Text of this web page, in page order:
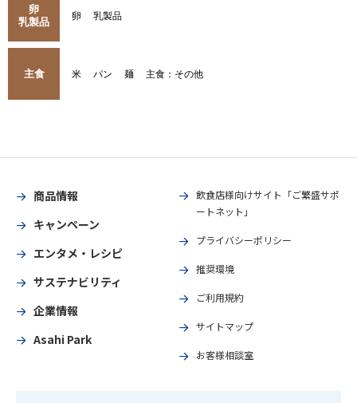
卵
乳製品
卵 乳製品
主食 米 パン 麺 主食：その他
商品情報
キャンペーン
エンタメ・レシピ
サステナビリティ
企業情報
Asahi Park
飲食店様向けサイト「ご繁盛サポ
ートネット」
プライバシーポリシー
推奨環境
ご利用規約
サイトマップ
お客様相談室